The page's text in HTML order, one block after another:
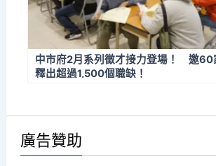
中市府2月系列徵才接力登場！ 邀60
釋出超過1,500個職缺！
廣告贊助